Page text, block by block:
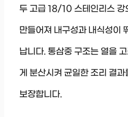
두 고급 18/10 스테인리스 강
만들어져 내구성과 내식성이
납니다. 통삼중 구조는 열을
게 분산시켜 균일한 조리 결과
보장합니다.